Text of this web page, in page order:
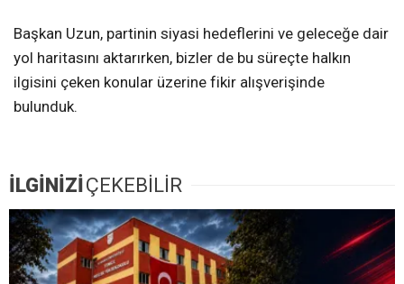
Başkan Uzun, partinin siyasi hedeflerini ve geleceğe dair
yol haritasını aktarırken, bizler de bu süreçte halkın
ilgisini çeken konular üzerine fikir alışverişinde
bulunduk.
İLGİNİZİ ÇEKEBİLİR